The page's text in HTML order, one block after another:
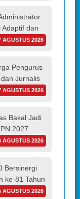
dan
AGUSTUS 2026
Pengurus
Jurnalis
AGUSTUS 2026
Bakal Jadi
2027
AGUSTUS 2026
Bersinergi
ke-81 Tahun
AGUSTUS 2026